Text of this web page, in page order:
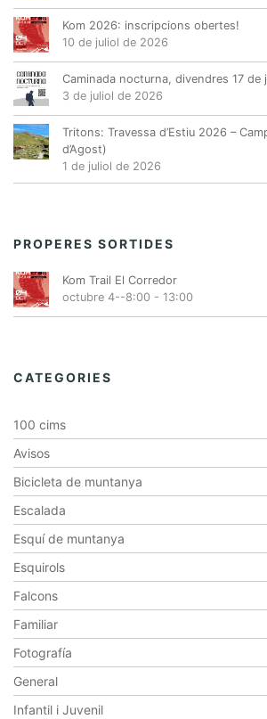
Kom 2026: inscripcions obertes!
10 de juliol de 2026
Caminada nocturna, divendres 17 de
3 de juliol de 2026
Tritons: Travessa d’Estiu 2026 –
d’Agost)
1 de juliol de 2026
PROPERES SORTIDES
Kom Trail El Corredor
octubre 4--8:00 - 13:00
CATEGORIES
100 cims
Avisos
Bicicleta de muntanya
Escalada
Esquí de muntanya
Esquirols
Falcons
Familiar
Fotografía
General
Infantil i Juvenil